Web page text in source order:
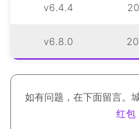
v6.4.4
v6.8.0
如有问题，在下面留言。
红包